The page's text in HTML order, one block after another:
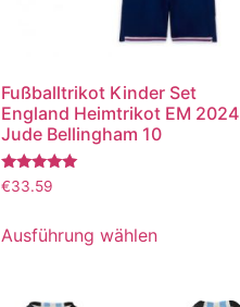
Fußballtrikot Kinder Set
England Heimtrikot EM 2024
Jude Bellingham 10
Bewertet
mit
von 5
€33.59
Ausführung wählen